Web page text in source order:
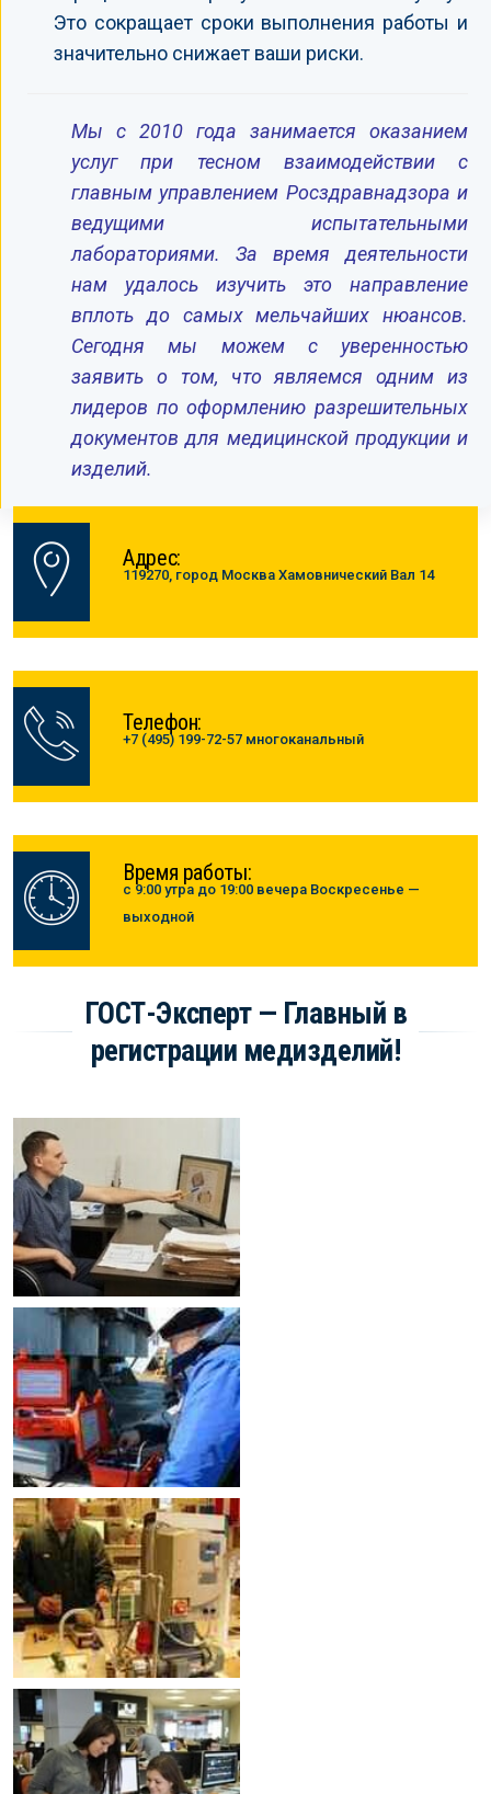
Это сокращает сроки выполнения работы и
значительно снижает ваши риски.
Мы с 2010 года занимается оказанием
услуг при тесном взаимодействии с
главным управлением Росздравнадзора и
ведущими испытательными
лабораториями. За время деятельности
нам удалось изучить это направление
вплоть до самых мельчайших нюансов.
Сегодня мы можем с уверенностью
заявить о том, что являемся одним из
лидеров по оформлению разрешительных
документов для медицинской продукции и
изделий.
Адрес:
119270, город Москва Хамовнический Вал 14
Телефон:
+7 (495) 199-72-57 многоканальный
Время работы:
с 9:00 утра до 19:00 вечера Воскресенье —
выходной
ГОСТ-Эксперт — Главный в
регистрации медизделий!